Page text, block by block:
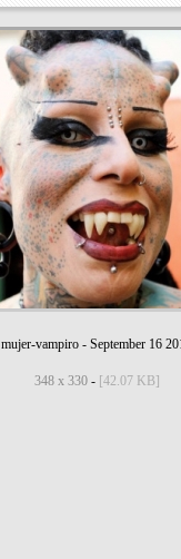
mujer-vampiro -September 16
348 x 330- [42.07 KB]